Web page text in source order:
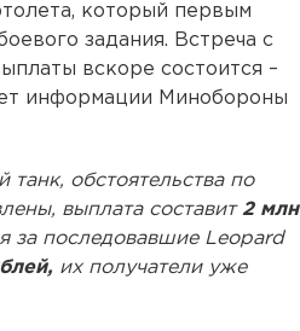
который первым
задания. Встреча с
вскоре состоится –
информации Минобороны
обстоятельства по
выплата составит 2 млн
за последовавшие Leopard
их получатели уже